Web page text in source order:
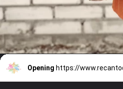
Opening